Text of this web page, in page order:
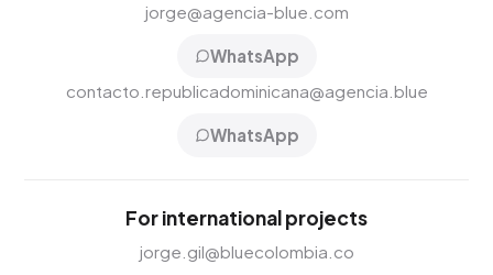
jorge@agencia-blue.com
WhatsApp
contacto.republicadominicana@agencia.blue
WhatsApp
For international projects
jorge.gil@bluecolombia.co